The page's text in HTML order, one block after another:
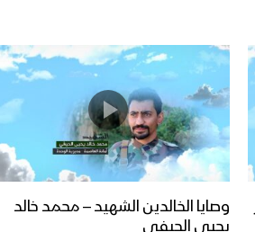
وصايا الخالدين الشهيد – محمد خالد
يحيى الحيفي